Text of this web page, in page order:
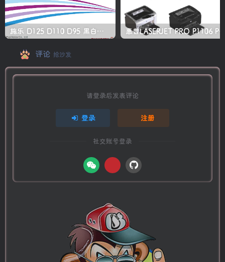
施乐 D125 D110 D95 黑白生产型高速复印机中文维修手册 惠普LASERJET PRO P1106
评论 抢沙发
请登录后发表评论
登录 注册
社交账号登录